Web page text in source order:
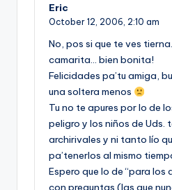
Eric
October 12, 2006, 2:10 am
No, pos si que te ves
camarita… bien bonita!
Felicidades pa’tu amiga,
una soltera menos
Tu no te apures por lo de
peligro y los niños de Uds.
archirivales y ni tanto lí­o
pa’tenerlos al mismo
Espero que lo de “para los
con preguntas (las que